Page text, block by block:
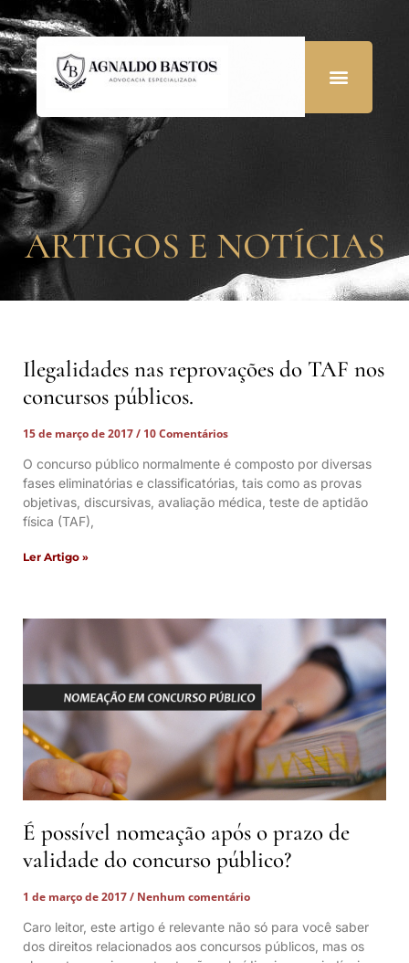
ARTIGOS E NOTÍCIAS
Ilegalidades nas reprovações do TAF nos
concursos públicos.
15 de março de 2017
10 Comentários
O concurso público normalmente é composto por diversas
fases eliminatórias e classificatórias, tais como as provas
objetivas, discursivas, avaliação médica, teste de aptidão
física (TAF),
Ler Artigo »
É possível nomeação após o prazo de
validade do concurso público?
1 de março de 2017
Nenhum comentário
Caro leitor, este artigo é relevante não só para você saber
dos direitos relacionados aos concursos públicos, mas os